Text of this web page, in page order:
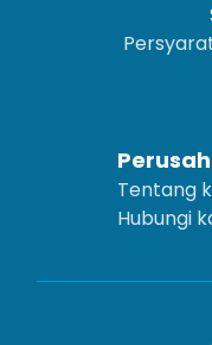
Tentang
Hubungi